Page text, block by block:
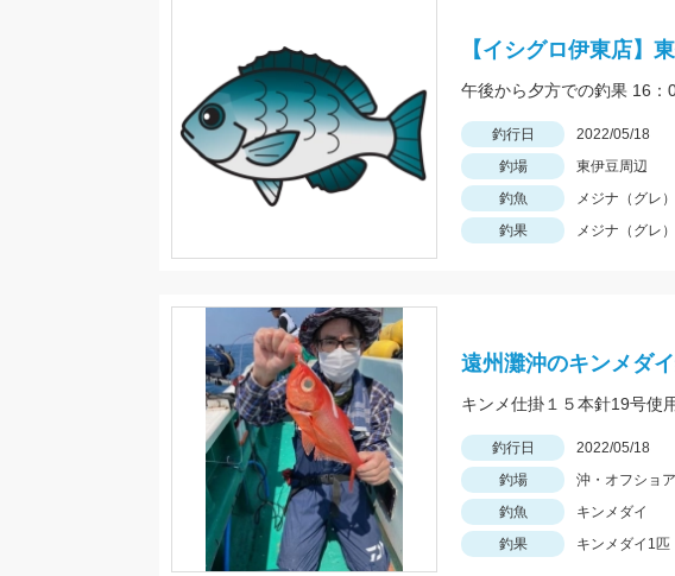
【イシグロ伊東店】
午後から夕方での釣果 16：
釣行日 2022/05/18
釣場
東伊豆周辺
釣魚
メジナ（グレ）
釣果
メジナ（グレ
遠州灘沖のキンメダ
キンメ仕掛１５本針19号使
釣行日 2022/05/18
釣場
沖・オフショア
釣魚
キンメダイ
釣果
キンメダイ1匹